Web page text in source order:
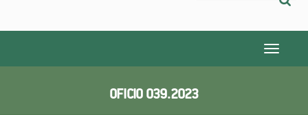
Toggle
OFICIO 039.2023